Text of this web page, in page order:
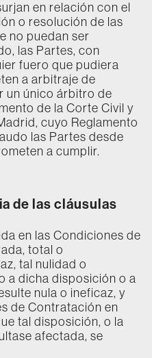
en relación con el
o resolución de las
no puedan ser
las Partes, con
fuero que pudiera
a arbitraje de
un único árbitro de
de la Corte Civil y
cuyo Reglamento
las Partes desde
a cumplir.
de las cláusulas
en las Condiciones de
total o
tal nulidad o
a dicha disposición o a
nula o ineficaz, y
de Contratación en
tal disposición, o la
afectada, se